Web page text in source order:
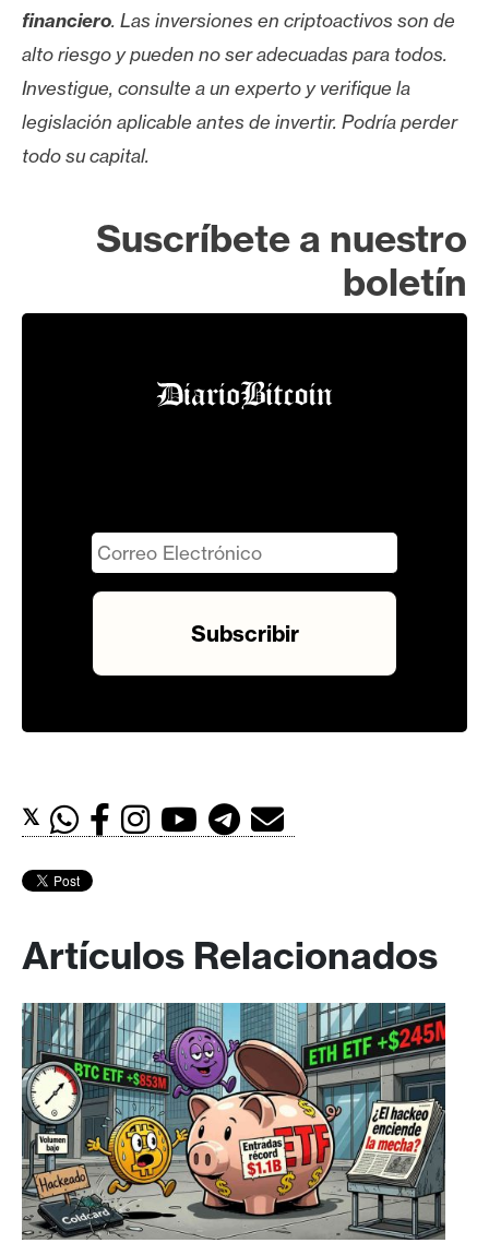
financiero. Las inversiones en criptoactivos son de
alto riesgo y pueden no ser adecuadas para todos.
Investigue, consulte a un experto y verifique la
legislación aplicable antes de invertir. Podría perder
todo su capital.
Suscríbete a nuestro
boletín
𝕏
Artículos Relacionados